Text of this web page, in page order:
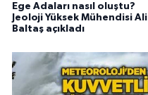
Ege Adaları nasıl oluştu?
Jeoloji Yüksek Mühendisi Ali
Baltaş açıkladı